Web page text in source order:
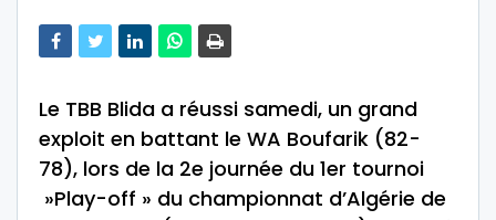
Le TBB Blida a réussi samedi, un grand
exploit en battant le WA Boufarik (82-
78), lors de la 2e journée du 1er tournoi
»Play-off » du championnat d’Algérie de